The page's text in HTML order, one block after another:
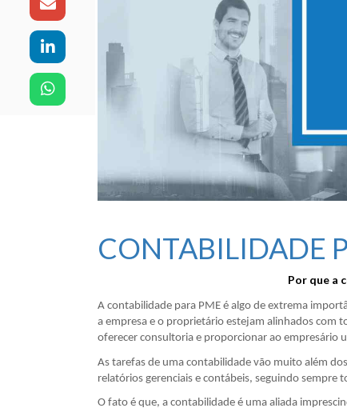
CONTABILIDADE
Por que a
A contabilidade para PME é algo de extrema
a empresa e o proprietário estejam alinhados com
oferecer consultoria e proporcionar ao empresário
As tarefas de uma contabilidade vão muito além
relatórios gerenciais e contábeis, seguindo sempre
O fato é que, a contabilidade é uma aliada